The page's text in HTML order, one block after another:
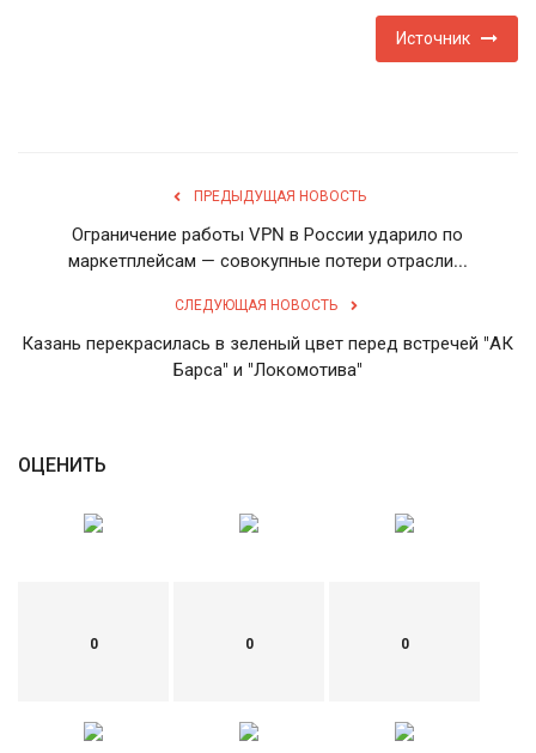
Источник
ПРЕДЫДУЩАЯ НОВОСТЬ
Ограничение работы VPN в России ударило по
маркетплейсам — совокупные потери отрасли...
СЛЕДУЮЩАЯ НОВОСТЬ
Казань перекрасилась в зеленый цвет перед встречей "АК
Барса" и "Локомотива"
ОЦЕНИТЬ
0 0 0